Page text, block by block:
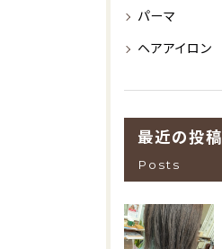
パーマ
ヘアアイロン
最近の投稿
Posts